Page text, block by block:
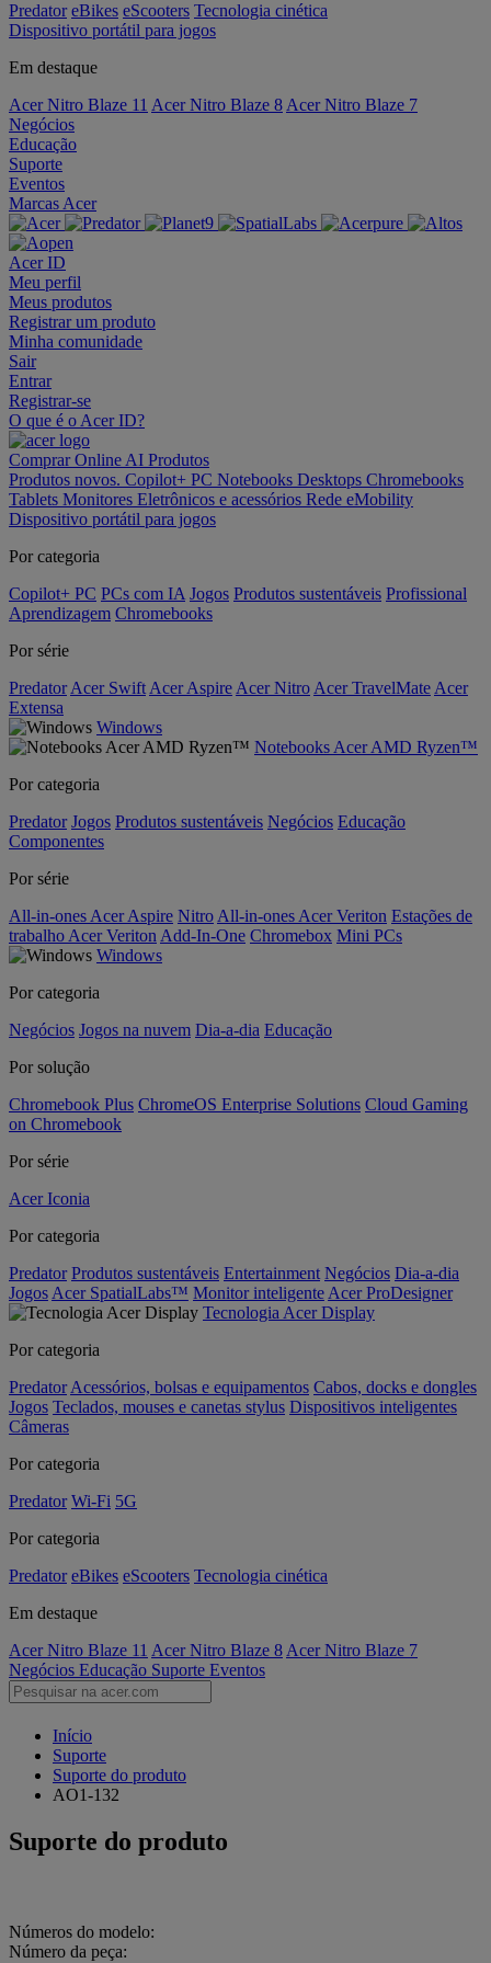
Predator eBikes eScooters Tecnologia cinética
Dispositivo portátil para jogos
Em destaque
Acer Nitro Blaze 11 Acer Nitro Blaze 8 Acer Nitro Blaze 7
Negócios
Educação
Suporte
Eventos
Marcas Acer
Acer ID
Meu perfil
Meus produtos
Registrar um produto
Minha comunidade
Sair
Entrar
Registrar-se
O que é o Acer ID?
Comprar Online AI Produtos
Produtos novos. Copilot+ PC Notebooks Desktops Chromebooks
Tablets Monitores Eletrônicos e acessórios Rede eMobility
Dispositivo portátil para jogos
Por categoria
Copilot+ PC PCs com IA Jogos Produtos sustentáveis Profissional
Aprendizagem Chromebooks
Por série
Predator Acer Swift Acer Aspire Acer Nitro Acer TravelMate Acer
Extensa
Windows
Notebooks Acer AMD Ryzen™
Por categoria
Predator Jogos Produtos sustentáveis Negócios Educação
Componentes
Por série
All-in-ones Acer Aspire Nitro All-in-ones Acer Veriton Estações de
trabalho Acer Veriton Add-In-One Chromebox Mini PCs
Windows
Por categoria
Negócios Jogos na nuvem Dia-a-dia Educação
Por solução
Chromebook Plus ChromeOS Enterprise Solutions Cloud Gaming
on Chromebook
Por série
Acer Iconia
Por categoria
Predator Produtos sustentáveis Entertainment Negócios Dia-a-dia
Jogos Acer SpatialLabs™ Monitor inteligente Acer ProDesigner
Tecnologia Acer Display
Por categoria
Predator Acessórios, bolsas e equipamentos Cabos, docks e dongles
Jogos Teclados, mouses e canetas stylus Dispositivos inteligentes
Câmeras
Por categoria
Predator Wi-Fi 5G
Por categoria
Predator eBikes eScooters Tecnologia cinética
Em destaque
Acer Nitro Blaze 11 Acer Nitro Blaze 8 Acer Nitro Blaze 7
Negócios Educação Suporte Eventos
Início
Suporte
Suporte do produto
AO1-132
Suporte do produto
Números do modelo:
Número da peça: